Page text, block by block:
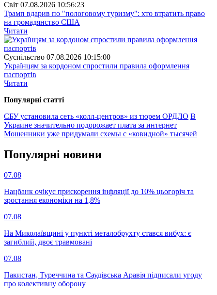
Свiт 07.08.2026 10:56:23
Трамп вдарив по "пологовому туризму": хто втратить право
на громадянство США
Читати
Суспiльство 07.08.2026 10:15:00
Українцям за кордоном спростили правила оформлення
паспортів
Читати
Популярнi статтi
СБУ установила сеть «колл-центров» из тюрем ОРДЛО В
Украине значительно подорожает плата за интернет
Мошенники уже придумали схемы с «ковидной» тысячей
Популярнi новини
07.08
Нацбанк очікує прискорення інфляції до 10% цьогоріч та
зростання економіки на 1,8%
07.08
На Миколаївщині у пункті металобрухту стався вибух: є
загиблий, двоє травмовані
07.08
Пакистан, Туреччина та Саудівська Аравія підписали угоду
про колективну оборону